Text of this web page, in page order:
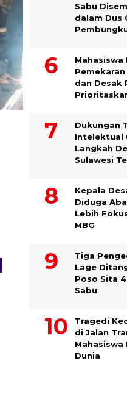
Sabu
dalam Dus
Mahasiswa
Pemekaran
dan Desak
Dukungan
Intelektual
Langkah
Sulawesi
Kepala
Diduga
Lebih
MBG
Tiga
Lage
Poso Sita
Sabu
Tragedi
di Jalan
Mahasiswa
Dunia